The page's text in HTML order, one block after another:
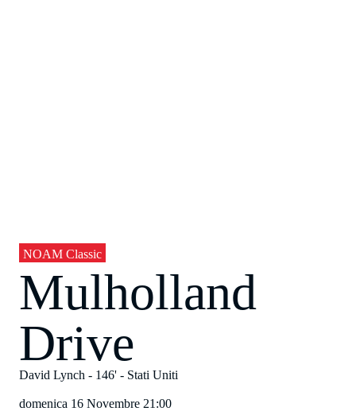
NOAM Classic
Mulholland
Drive
David Lynch - 146' - Stati Uniti
domenica 16 Novembre 21:00